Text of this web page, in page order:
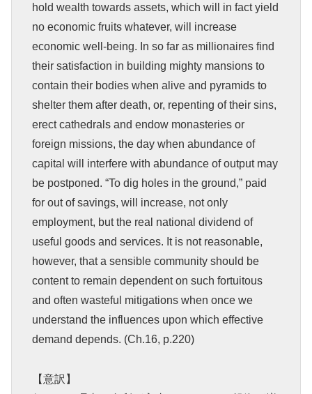
hold wealth towards assets, which will in fact yield
no economic fruits whatever, will increase
economic well-being. In so far as millionaires find
their satisfaction in building mighty mansions to
contain their bodies when alive and pyramids to
shelter them after death, or, repenting of their sins,
erect cathedrals and endow monasteries or
foreign missions, the day when abundance of
capital will interfere with abundance of output may
be postponed. “To dig holes in the ground,” paid
for out of savings, will increase, not only
employment, but the real national dividend of
useful goods and services. It is not reasonable,
however, that a sensible community should be
content to remain dependent on such fortuitous
and often wasteful mitigations when once we
understand the influences upon which effective
demand depends. (Ch.16, p.220)
【意訳】